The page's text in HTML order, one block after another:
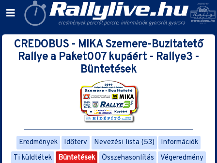
CREDOBUS - MIKA Szemere-Buzitatető
Rallye a Paket007 kupáért - Rallye3 -
Büntetések
Eredmények Időterv Nevezési lista (53)
Információk
Ti küldtétek
Büntetések Összehasonlítás
Végeredmény